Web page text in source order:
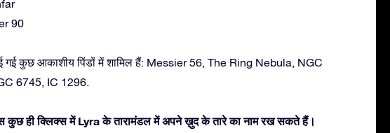
90
गई कुछ आकाशीय पिंडों में शामिल हैं: Messier 56, The Ring Nebula, NGC
6745, IC 1296.
ही क्लिक्स में Lyra के तारामंडल में अपने ख़ुद के तारे का नाम रख सकते हैं।